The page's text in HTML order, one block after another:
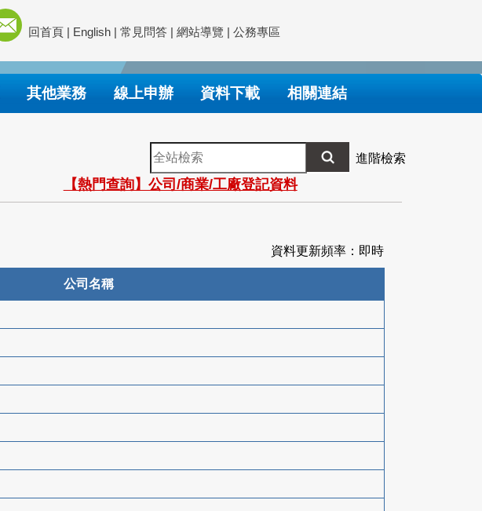
回首頁 | English | 常見問答 | 網站導覽 | 公務專區
其他業務 線上申辦 資料下載 相關連結
全
站
檢
索
進階檢索
【熱門查詢】公司/商業/工廠登記資料
資料更新頻率：即時
公司名稱